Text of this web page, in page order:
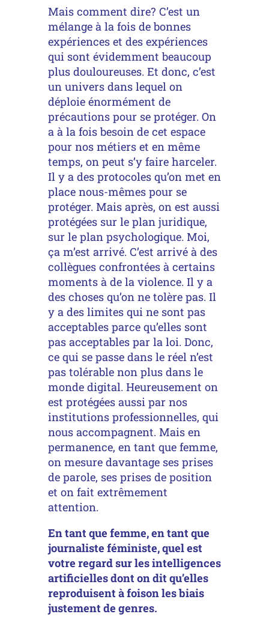
Mais comment dire? C’est un
mélange à la fois de bonnes
expériences et des expériences
qui sont évidemment beaucoup
plus douloureuses. Et donc, c’est
un univers dans lequel on
déploie énormément de
précautions pour se protéger. On
a à la fois besoin de cet espace
pour nos métiers et en même
temps, on peut s’y faire harceler.
Il y a des protocoles qu’on met en
place nous-mêmes pour se
protéger. Mais après, on est aussi
protégées sur le plan juridique,
sur le plan psychologique. Moi,
ça m’est arrivé. C’est arrivé à des
collègues confrontées à certains
moments à de la violence. Il y a
des choses qu’on ne tolère pas. Il
y a des limites qui ne sont pas
acceptables parce qu’elles sont
pas acceptables par la loi. Donc,
ce qui se passe dans le réel n’est
pas tolérable non plus dans le
monde digital. Heureusement on
est protégées aussi par nos
institutions professionnelles, qui
nous accompagnent. Mais en
permanence, en tant que femme,
on mesure davantage ses prises
de parole, ses prises de position
et on fait extrêmement
attention.
En tant que femme, en tant que
journaliste féministe, quel est
votre regard sur les intelligences
artificielles dont on dit qu’elles
reproduisent à foison les biais
justement de genres.